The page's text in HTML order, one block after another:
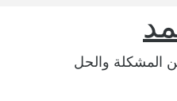
المشكلة والحل